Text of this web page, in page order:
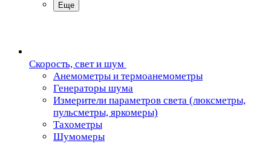
Еще
Скорость, свет и шум
Анемометры и термоанемометры
Генераторы шума
Измерители параметров света (люксметры,
пульсметры, яркомеры)
Тахометры
Шумомеры